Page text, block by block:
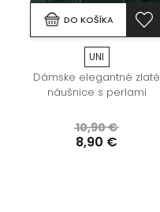
DO KOŠÍKA
UNI
Dámske elegantné zlaté
náušnice s perlami
10,90 €
8,90 €